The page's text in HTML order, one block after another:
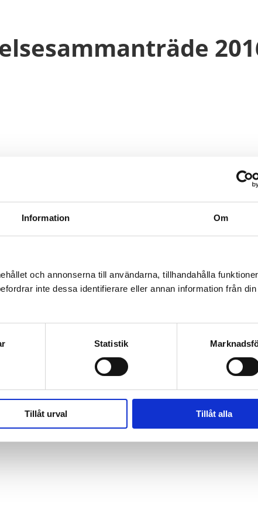
Information Om
och annonserna till användarna, tillhandahålla
inte dessa identifierare eller annan information från
Statistik
Tillåt urval Tillåt alla
031 64 74 00
08:00-11:30 och 12:00-15:30